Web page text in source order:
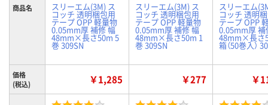
商品名 スリーエム(3M) ス
コッチ 透明梱包用
テープ OPP 軽量物
0.05mm厚 補修 幅
48mm×長さ50m 5
巻 309SN
スリーエム(3M) ス
コッチ 透明梱包用
テープ OPP 軽量物
0.05mm厚 補修 幅
48mm×長さ50m 1
巻 309SN
スリーエム
コッチ 透明
テープ OPP
0.05mm厚 補
48mm×長さ
箱（50巻入）
価格
(税込)
￥1,285 ￥277 ￥